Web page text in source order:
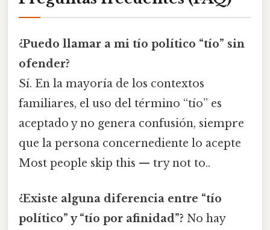
¿Puedo llamar a mi tío político “tío” sin
ofender?
Sí. En la mayoría de los contextos
familiares, el uso del término “tío” es
aceptado y no genera confusión, siempre
que la persona concernediente lo acepte
Most people skip this — try not to..
¿Existe alguna diferencia entre “tío
político” y “tío por afinidad”? No hay